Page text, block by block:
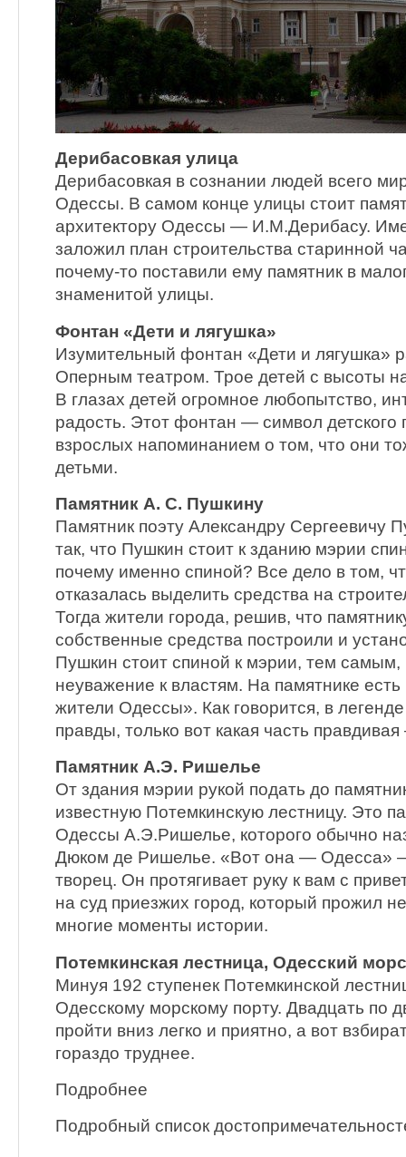
Дерибасовкая улица
Дерибасовкая в сознании людей всего
Одессы. В самом конце улицы стоит
архитектору Одессы — И.М.Дерибасу.
заложил план строительства старинной
почему-то поставили ему памятник в
знаменитой улицы.
Фонтан «Дети и лягушка»
Изумительный фонтан «Дети и лягушка»
Оперным театром. Трое детей с высоты
В глазах детей огромное любопытство,
радость. Этот фонтан — символ детского
взрослых напоминанием о том, что они
детьми.
Памятник А. С. Пушкину
Памятник поэту Александру Сергеевичу
так, что Пушкин стоит к зданию мэрии
почему именно спиной? Все дело в том,
отказалась выделить средства на
Тогда жители города, решив, что
собственные средства построили и
Пушкин стоит спиной к мэрии, тем
неуважение к властям. На памятнике
жители Одессы». Как говорится, в легенде
правды, только вот какая часть
Памятник А.Э. Ришелье
От здания мэрии рукой подать до
известную Потемкинскую лестницу. Это
Одессы А.Э.Ришелье, которого обычно
Дюком де Ришелье. «Вот она — Одесса»
творец. Он протягивает руку к вам с
на суд приезжих город, который прожил
многие моменты истории.
Потемкинская лестница, Одесский
Минуя 192 ступенек Потемкинской
Одесскому морскому порту. Двадцать по
пройти вниз легко и приятно, а вот
гораздо труднее.
Подробнее
Подробный список